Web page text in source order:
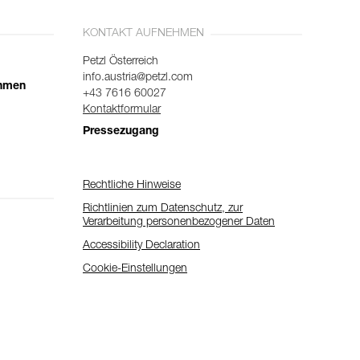
KONTAKT AUFNEHMEN
Petzl Österreich
info.austria@petzl.com
+43 7616 60027
Kontaktformular
Pressezugang
Rechtliche Hinweise
Richtlinien zum Datenschutz, zur
Verarbeitung personenbezogener Daten
Accessibility Declaration
Cookie-Einstellungen